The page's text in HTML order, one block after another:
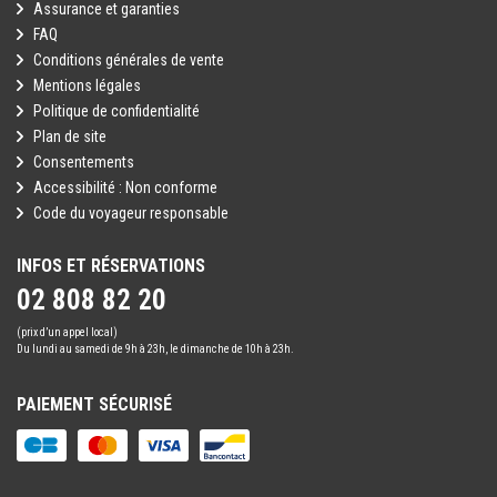
Assurance et garanties
FAQ
Conditions générales de vente
Mentions légales
Politique de confidentialité
Plan de site
Consentements
Accessibilité : Non conforme
Code du voyageur responsable
INFOS ET RÉSERVATIONS
02 808 82 20
(prix d’un appel local)
Du lundi au samedi de 9h à 23h, le dimanche de 10h à 23h.
PAIEMENT SÉCURISÉ